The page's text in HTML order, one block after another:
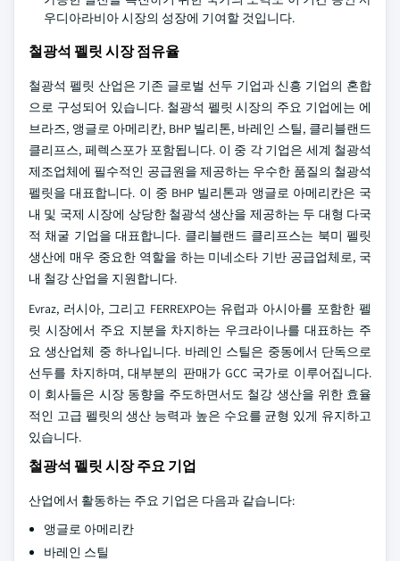
우디아라비아 시장의 성장에 기여할 것입니다.
철광석 펠릿 시장 점유율
철광석 펠릿 산업은 기존 글로벌 선두 기업과 신흥 기업의 혼합
으로 구성되어 있습니다. 철광석 펠릿 시장의 주요 기업에는 에
브라즈, 앵글로 아메리칸, BHP 빌리톤, 바레인 스틸, 클리블랜드
클리프스, 페렉스포가 포함됩니다. 이 중 각 기업은 세계 철광석
제조업체에 필수적인 공급원을 제공하는 우수한 품질의 철광석
펠릿을 대표합니다. 이 중 BHP 빌리톤과 앵글로 아메리칸은 국
내 및 국제 시장에 상당한 철광석 생산을 제공하는 두 대형 다국
적 채굴 기업을 대표합니다. 클리블랜드 클리프스는 북미 펠릿
생산에 매우 중요한 역할을 하는 미네소타 기반 공급업체로, 국
내 철강 산업을 지원합니다.
Evraz, 러시아, 그리고 FERREXPO는 유럽과 아시아를 포함한 펠
릿 시장에서 주요 지분을 차지하는 우크라이나를 대표하는 주
요 생산업체 중 하나입니다. 바레인 스틸은 중동에서 단독으로
선두를 차지하며, 대부분의 판매가 GCC 국가로 이루어집니다.
이 회사들은 시장 동향을 주도하면서도 철강 생산을 위한 효율
적인 고급 펠릿의 생산 능력과 높은 수요를 균형 있게 유지하고
있습니다.
철광석 펠릿 시장 주요 기업
산업에서 활동하는 주요 기업은 다음과 같습니다:
앵글로 아메리칸
바레인 스틸